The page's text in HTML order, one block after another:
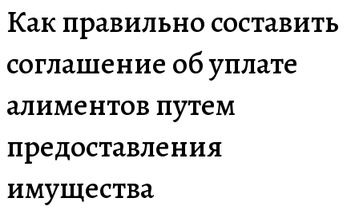
Как правильно составить
соглашение об уплате
алиментов путем
предоставления
имущества